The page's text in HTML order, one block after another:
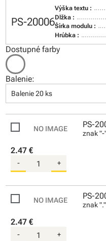
PS-20006
Výška textu :
Dĺžka :
Šírka modulu :
Hrúbka :
Dostupné farby
Balenie:
Balenie 20 ks
PS-
znak "-
2.47 €
- +
PS-
znak
2.47 €
- +